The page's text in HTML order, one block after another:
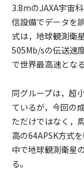
3.8mのJAXA宇宙
信設備でデータを
式は，地球観測衛
505Mb/sの伝送速
で世界最高速となる
同グループは，超
ているが，今回の
ただけではなく，
高の64APSK方式
中で地球観測衛星
る。